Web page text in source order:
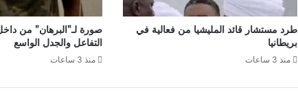
طرد مستشار قائد المليشيا من فعالية في
بريطانيا
منذ 3 ساعات
صورة لـ”البرهان” من
التفاعل والجدل الواسع
منذ 3 ساعات